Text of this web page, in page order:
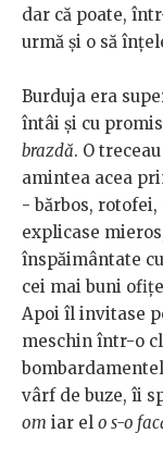
dar că poate,
urmă și o să
Burduja era
întâi și cu
brazdă. O
amintea acea
- bărbos,
explicase
înspăimântate
cei mai buni
Apoi îl invitase
meschin într-o
vârf de buze, îi
om iar el o s-o